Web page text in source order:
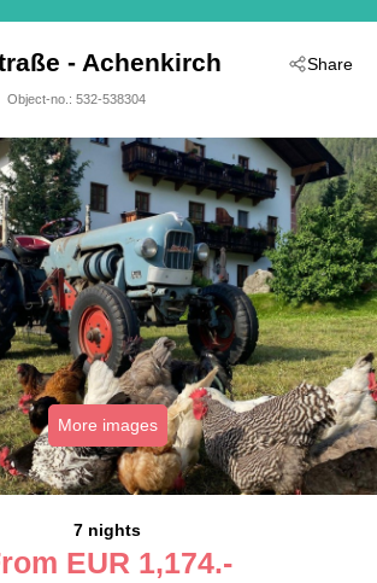
Share
- 6215
- Achenkirch
Object-no.: 532-538304
More images
7 nights
EUR 1,174.-